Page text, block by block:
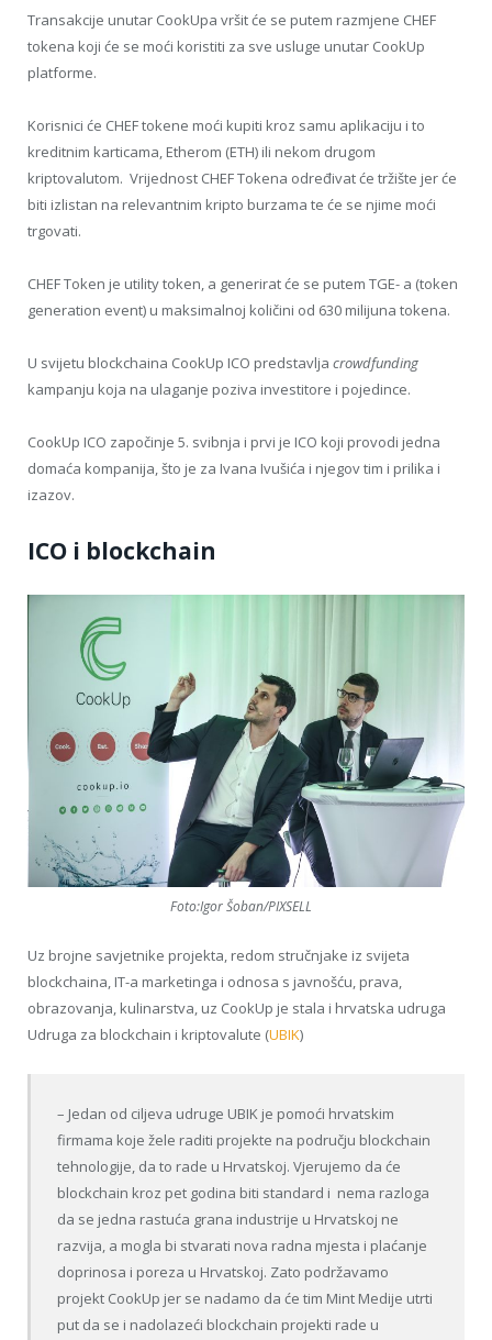
Transakcije unutar CookUpa vršit će se putem razmjene CHEF
tokena koji će se moći koristiti za sve usluge unutar CookUp
platforme.
Korisnici će CHEF tokene moći kupiti kroz samu aplikaciju i to
kreditnim karticama, Etherom (ETH) ili nekom drugom
kriptovalutom. Vrijednost CHEF Tokena određivat će tržište jer će
biti izlistan na relevantnim kripto burzama te će se njime moći
trgovati.
CHEF Token je utility token, a generirat će se putem TGE- a (token
generation event) u maksimalnoj količini od 630 milijuna tokena.
U svijetu blockchaina CookUp ICO predstavlja crowdfunding
kampanju koja na ulaganje poziva investitore i pojedince.
CookUp ICO započinje 5. svibnja i prvi je ICO koji provodi jedna
domaća kompanija, što je za Ivana Ivušića i njegov tim i prilika i
izazov.
ICO i blockchain
Foto:Igor Šoban/PIXSELL
Uz brojne savjetnike projekta, redom stručnjake iz svijeta
blockchaina, IT-a marketinga i odnosa s javnošću, prava,
obrazovanja, kulinarstva, uz CookUp je stala i hrvatska udruga
Udruga za blockchain i kriptovalute (UBIK)
– Jedan od ciljeva udruge UBIK je pomoći hrvatskim
firmama koje žele raditi projekte na području blockchain
tehnologije, da to rade u Hrvatskoj. Vjerujemo da će
blockchain kroz pet godina biti standard i nema razloga
da se jedna rastuća grana industrije u Hrvatskoj ne
razvija, a mogla bi stvarati nova radna mjesta i plaćanje
doprinosa i poreza u Hrvatskoj. Zato podržavamo
projekt CookUp jer se nadamo da će tim Mint Medije utrti
put da se i nadolazeći blockchain projekti rade u